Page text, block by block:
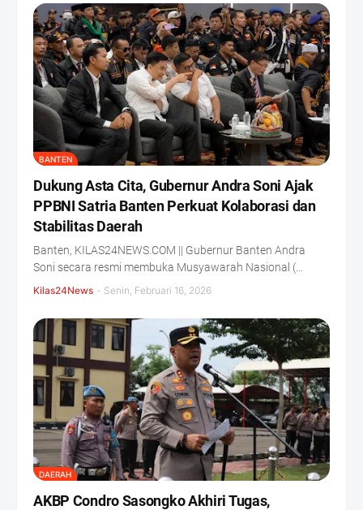
BANTEN
Dukung Asta Cita, Gubernur Andra Soni Ajak
PPBNI Satria Banten Perkuat Kolaborasi dan
Stabilitas Daerah
Banten, KILAS24NEWS.COM || Gubernur Banten Andra
Soni secara resmi membuka Musyawarah Nasional (…
Kilas24News - Senin, Februari 16, 2026
DAERAH
AKBP Condro Sasongko Akhiri Tugas,